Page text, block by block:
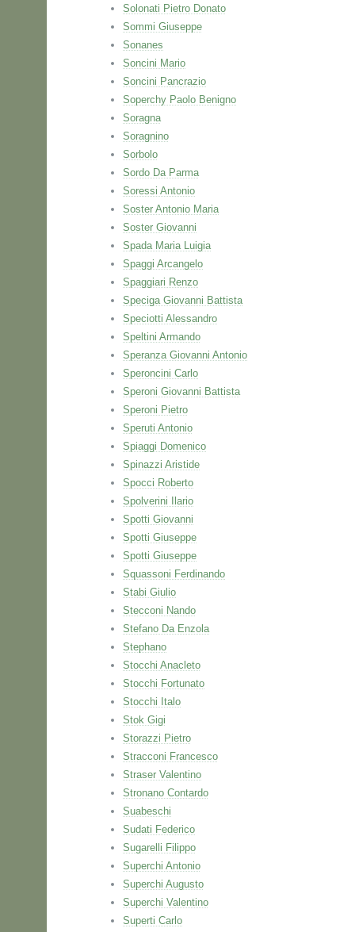
Solonati Pietro Donato
Sommi Giuseppe
Sonanes
Soncini Mario
Soncini Pancrazio
Soperchy Paolo Benigno
Soragna
Soragnino
Sorbolo
Sordo Da Parma
Soressi Antonio
Soster Antonio Maria
Soster Giovanni
Spada Maria Luigia
Spaggi Arcangelo
Spaggiari Renzo
Speciga Giovanni Battista
Speciotti Alessandro
Speltini Armando
Speranza Giovanni Antonio
Speroncini Carlo
Speroni Giovanni Battista
Speroni Pietro
Speruti Antonio
Spiaggi Domenico
Spinazzi Aristide
Spocci Roberto
Spolverini Ilario
Spotti Giovanni
Spotti Giuseppe
Spotti Giuseppe
Squassoni Ferdinando
Stabi Giulio
Stecconi Nando
Stefano Da Enzola
Stephano
Stocchi Anacleto
Stocchi Fortunato
Stocchi Italo
Stok Gigi
Storazzi Pietro
Stracconi Francesco
Straser Valentino
Stronano Contardo
Suabeschi
Sudati Federico
Sugarelli Filippo
Superchi Antonio
Superchi Augusto
Superchi Valentino
Superti Carlo